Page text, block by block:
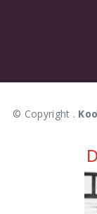
© Copyright .